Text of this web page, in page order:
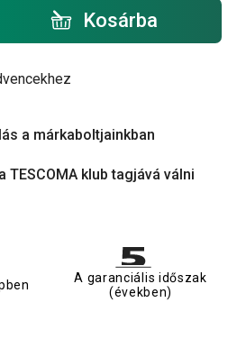
Kosárba
a márkaboltjainkban
TESCOMA klub tagjává válni
A garanciális időszak
(években)